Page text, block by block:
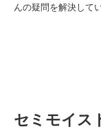
んの疑問を解決して
セミモイス